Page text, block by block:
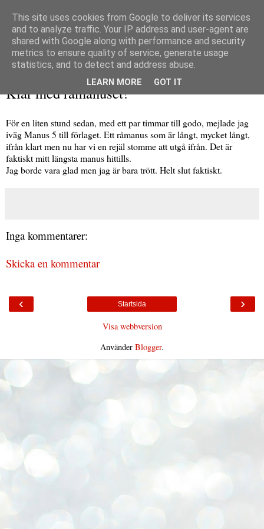
Klar med råmanuset!
För en liten stund sedan, med ett par timmar till godo, mejlade jag
iväg Manus 5 till förlaget. Ett råmanus som är långt, mycket långt,
ifrån klart men nu har vi en rejäl stomme att utgå ifrån. Det är
faktiskt mitt längsta manus hittills.
Jag borde vara glad men jag är bara trött. Helt slut faktiskt.
Inga kommentarer:
Skicka en kommentar
‹ ›
Startsida
Visa webbversion
Använder Blogger.
This site uses cookies from Google to deliver its services
and to analyze traffic. Your IP address and user-agent are
shared with Google along with performance and security
metrics to ensure quality of service, generate usage
statistics, and to detect and address abuse.
LEARN MORE GOT IT